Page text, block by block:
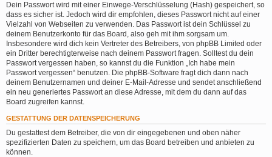
Dein Passwort wird mit einer Einwege-Verschlüsselung (Hash) gespeichert, so
dass es sicher ist. Jedoch wird dir empfohlen, dieses Passwort nicht auf einer
Vielzahl von Webseiten zu verwenden. Das Passwort ist dein Schlüssel zu
deinem Benutzerkonto für das Board, also geh mit ihm sorgsam um.
Insbesondere wird dich kein Vertreter des Betreibers, von phpBB Limited oder
ein Dritter berechtigterweise nach deinem Passwort fragen. Solltest du dein
Passwort vergessen haben, so kannst du die Funktion „Ich habe mein
Passwort vergessen“ benutzen. Die phpBB-Software fragt dich dann nach
deinem Benutzernamen und deiner E-Mail-Adresse und sendet anschließend
ein neu generiertes Passwort an diese Adresse, mit dem du dann auf das
Board zugreifen kannst.
GESTATTUNG DER DATENSPEICHERUNG
Du gestattest dem Betreiber, die von dir eingegebenen und oben näher
spezifizierten Daten zu speichern, um das Board betreiben und anbieten zu
können.